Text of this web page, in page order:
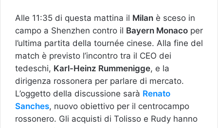
Alle 11:35 di questa mattina il Milan è sceso in
campo a Shenzhen contro il Bayern Monaco per
l’ultima partita della tournée cinese. Alla fine del
match è previsto l’incontro tra il CEO dei
tedeschi, Karl-Heinz Rummenigge, e la
dirigenza rossonera per parlare di mercato.
L’oggetto della discussione sarà Renato
Sanches, nuovo obiettivo per il centrocampo
rossonero. Gli acquisti di Tolisso e Rudy hanno